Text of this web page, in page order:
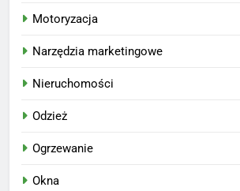
Motoryzacja
Narzędzia marketingowe
Nieruchomości
Odzież
Ogrzewanie
Okna